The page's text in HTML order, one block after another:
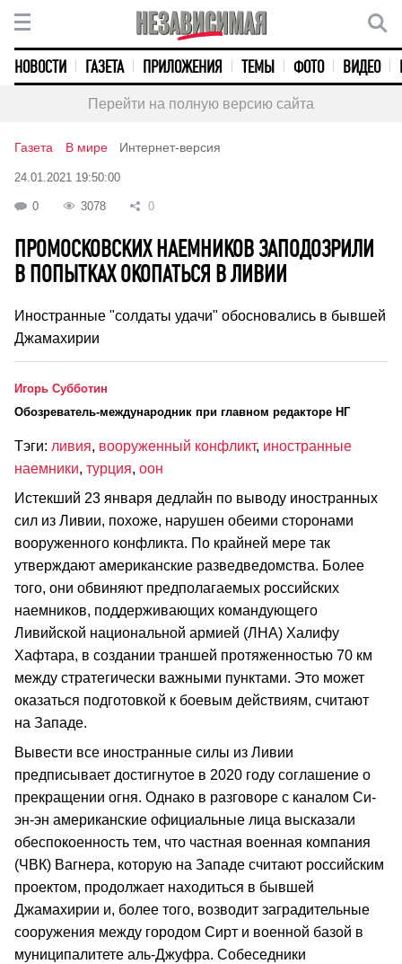
НОВОСТИ ГАЗЕТА ПРИЛОЖЕНИЯ ТЕМЫ ФОТО ВИДЕО
Перейти на полную версию сайта
Газета В мире Интернет-версия
24.01.2021 19:50:00
0 3078 0
ПРОМОСКОВСКИХ НАЕМНИКОВ ЗАПОДОЗРИЛИ
В ПОПЫТКАХ ОКОПАТЬСЯ В ЛИВИИ
Иностранные "солдаты удачи" обосновались в бывшей
Джамахирии
Игорь Субботин
Обозреватель-международник при главном редакторе НГ
Тэги: ливия, вооруженный конфликт, иностранные
наемники, турция, оон
Истекший 23 января дедлайн по выводу иностранных
сил из Ливии, похоже, нарушен обеими сторонами
вооруженного конфликта. По крайней мере так
утверждают американские разведведомства. Более
того, они обвиняют предполагаемых российских
наемников, поддерживающих командующего
Ливийской национальной армией (ЛНА) Халифу
Хафтара, в создании траншей протяженностью 70 км
между стратегически важными пунктами. Это может
оказаться подготовкой к боевым действиям, считают
на Западе.
Вывести все иностранные силы из Ливии
предписывает достигнутое в 2020 году соглашение о
прекращении огня. Однако в разговоре с каналом Си-
эн-эн американские официальные лица высказали
обеспокоенность тем, что частная военная компания
(ЧВК) Вагнера, которую на Западе считают российским
проектом, продолжает находиться в бывшей
Джамахирии и, более того, возводит заградительные
сооружения между городом Сирт и военной базой в
муниципалитете аль-Джуфра. Собеседники